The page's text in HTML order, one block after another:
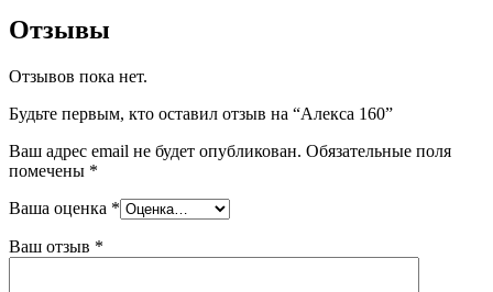
Отзывы
Отзывов пока нет.
Будьте первым, кто оставил отзыв на “Алекса 160”
Ваш адрес email не будет опубликован. Обязательные поля
помечены *
Ваша оценка *
Ваш отзыв *